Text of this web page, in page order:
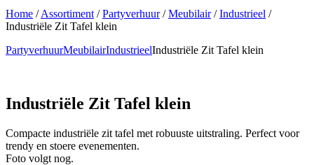
Home /Assortiment /Partyverhuur/Meubilair/Industrieel /
Industriële Zit Tafel klein
PartyverhuurMeubilairIndustrieelIndustriële Zit Tafel klein
Industriële Zit Tafel klein
Compacte industriële zit tafel met robuuste uitstraling. Perfect voor
trendy en stoere evenementen.
Foto volgt nog.